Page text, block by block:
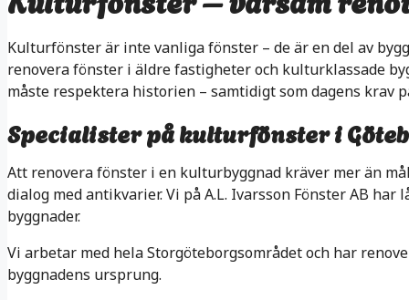
Kulturfönster är inte vanliga fönster – de är en del av
renovera fönster i äldre fastigheter och kulturklassade
måste respektera historien – samtidigt som dagens
Specialister på kulturfönster i
Att renovera fönster i en kulturbyggnad kräver mer än
dialog med antikvarier. Vi på A.L. Ivarsson Fönster AB
byggnader.
Vi arbetar med hela Storgöteborgsområdet och har
byggnadens ursprung.